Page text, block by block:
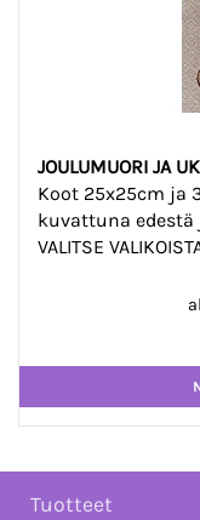
JOULUMUORI JA
Koot 25x25cm ja
kuvattuna edestä
VALITSE
Tuotteet